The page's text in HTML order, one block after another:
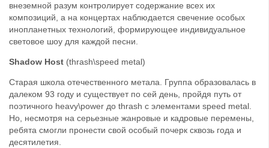
внеземной разум контролирует содержание всех их
композиций, а на концертах наблюдается свечение особых
инопланетных технологий, формирующее индивидуальное
световое шоу для каждой песни.
Shadow Host (thrash\speed metal)
Старая школа отечественного метала. Группа образовалась в
далеком 93 году и существует по сей день, пройдя путь от
поэтичного heavy\power до thrash с элементами speed metal.
Но, несмотря на серьезные жанровые и кадровые перемены,
ребята смогли пронести свой особый почерк сквозь года и
десятилетия.